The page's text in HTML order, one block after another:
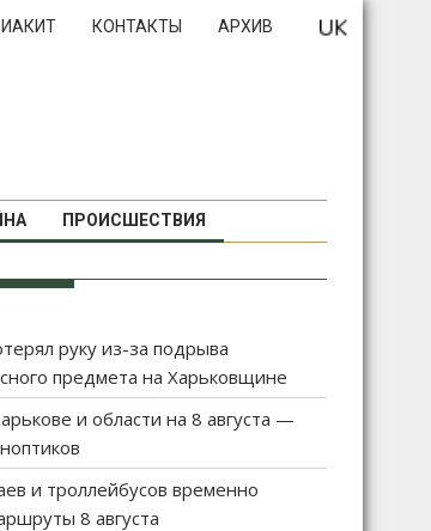
КОНТАКТЫ АРХИВ
ПРОИСШЕСТВИЯ
руку из-за подрыва
предмета на Харьковщине
и области на 8 августа —
и троллейбусов временно
8 августа